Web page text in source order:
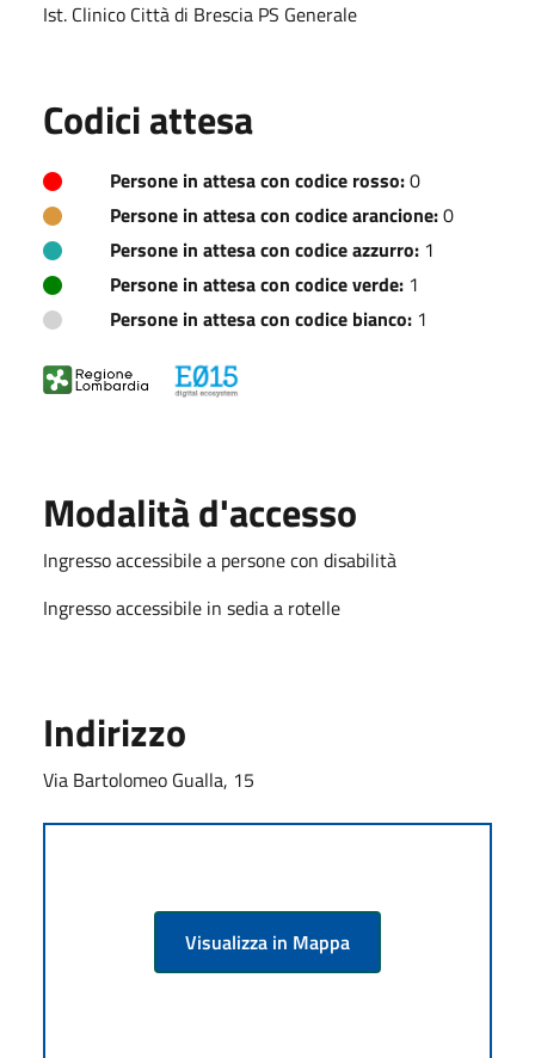
Ist. Clinico Città di Brescia PS Generale
Codici attesa
Persone in attesa con codice rosso:0
Persone in attesa con codice arancione:0
Persone in attesa con codice azzurro: 1
Persone in attesa con codice verde: 1
Persone in attesa con codice bianco: 1
Modalità d'accesso
Ingresso accessibile a persone con disabilità
Ingresso accessibile in sedia a rotelle
Indirizzo
Via Bartolomeo Gualla, 15
Visualizza in Mappa